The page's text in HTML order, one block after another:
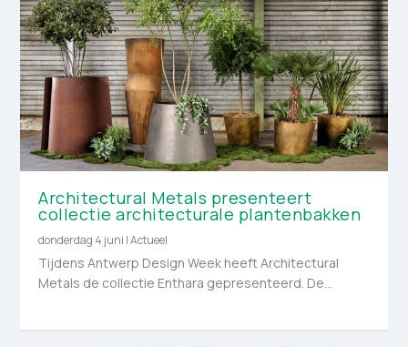
Architectural Metals presenteert
collectie architecturale plantenbakken
donderdag 4 juni |Actueel
Tijdens Antwerp Design Week heeft Architectural
Metals de collectie Enthara gepresenteerd. De...